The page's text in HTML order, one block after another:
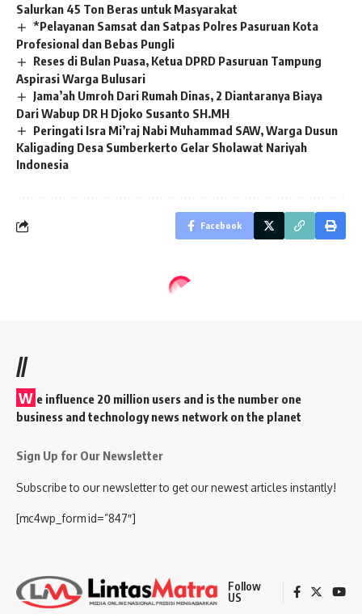
Salurkan 45 Ton Beras untuk Masyarakat
*Pelayanan Samsat dan Satpas Polres Pasuruan Kota
Profesional dan Bebas Pungli
Reses di Bulan Puasa, Ketua DPRD Pasuruan Tampung
Aspirasi Warga Bulusari
Jama’ah Umroh Dari Rumah Dinas, 2 Diantaranya Biaya
Dari Wabup DR H Djoko Susanto SH.MH
Peringati Isra Mi’raj Nabi Muhammad SAW, Warga Dusun
Kaligading Desa Sumberkerto Gelar Sholawat Nariyah
Indonesia
Facebook
//
W e influence 20 million users and is the number one
business and technology news network on the planet
Sign Up for Our Newsletter
Subscribe to our newsletter to get our newest articles instantly!
[mc4wp_form id=”847″]
Follow
US